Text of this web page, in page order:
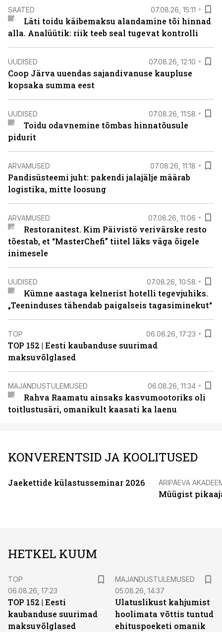
SAATED 07.08.26, 15:11
Läti toidu käibemaksu alandamine tõi hinnad
alla. Analüütik: riik teeb seal tugevat kontrolli
UUDISED 07.08.26, 12:10
Coop Järva uuendas sajandivanuse kaupluse
kopsaka summa eest
UUDISED 07.08.26, 11:58
Toidu odavnemine tõmbas hinnatõusule
pidurit
ARVAMUSED 07.08.26, 11:18
Pandisüsteemi juht: pakendi jalajälje määrab
logistika, mitte loosung
ARVAMUSED 07.08.26, 11:06
Restoranitest. Kim Päivistö verivärske resto
tõestab, et “MasterChefi” tiitel läks väga õigele
inimesele
UUDISED 07.08.26, 10:58
Kümne aastaga kelnerist hotelli tegevjuhiks.
„Teeninduses tähendab paigalseis tagasiminekut“
TOP 06.08.26, 17:23
TOP 152 | Eesti kaubanduse suurimad
maksuvõlglased
MAJANDUSTULEMUSED 06.08.26, 11:34
Rahva Raamatu ainsaks kasvumootoriks oli
toitlustusäri, omanikult kaasati ka laenu
KONVERENTSID JA KOOLITUSED
Jaekettide külastusseminar 2026 ÄRIPÄEVA
Müügist
HETKEL KUUM
TOP
06.08.26, 17:23
TOP 152 | Eesti
kaubanduse suurimad
maksuvõlglased
MAJANDUSTULEMUSED
05.08.26, 14:37
Ulatuslikust kahjumist
hoolimata võttis tuntud
ehituspoeketi omanik